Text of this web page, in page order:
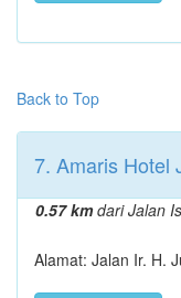
Back to Top
7. Amaris Hotel
0.57 kmdari Jalan
Alamat: Jalan Ir. H.